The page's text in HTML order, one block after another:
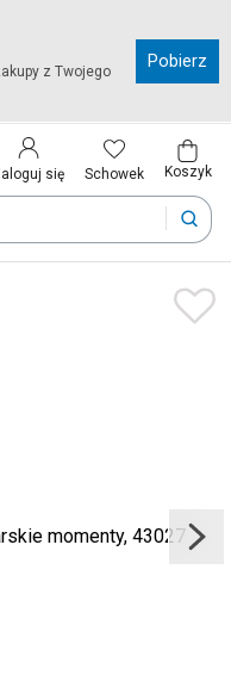
z Twojego
Pobierz
się Schowek Koszyk
wybranego kraju.